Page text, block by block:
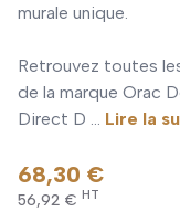
murale unique.
Retrouvez toutes
de la marque Orac
Direct D ... Lire la
68,30 €
56,92 € HT